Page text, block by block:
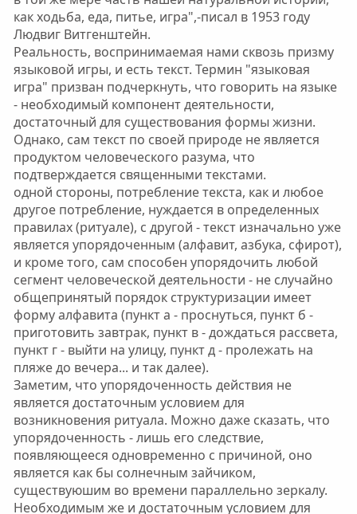
как ходьба, еда, питье, игра",-писал в 1953 году
Людвиг Витгенштейн.
Реальность, воспринимаемая нами сквозь призму
языковой игры, и есть текст. Термин "языковая
игра" призван подчеркнуть, что говорить на языке
- необходимый компонент деятельности,
достаточный для существования формы жизни.
Однако, сам текст по своей природе не является
продуктом человеческого разума, что
подтверждается священными текстами.
одной стороны, потребление текста, как и любое
другое потребление, нуждается в определенных
правилах (ритуале), с другой - текст изначально уже
является упорядоченным (алфавит, азбука, сфирот),
и кроме того, сам способен упорядочить любой
сегмент человеческой деятельности - не случайно
общепринятый порядок структуризации имеет
форму алфавита (пункт а - проснуться, пункт б -
приготовить завтрак, пункт в - дождаться рассвета,
пункт г - выйти на улицу, пункт д - пролежать на
пляже до вечера... и так далее).
Заметим, что упорядоченность действия не
является достаточным условием для
возникновения ритуала. Можно даже сказать, что
упорядоченность - лишь его следствие,
появляющееся одновременно с причиной, оно
является как бы солнечным зайчиком,
существуюшим во времени параллельно зеркалу.
Необходимым же и достаточным условием для